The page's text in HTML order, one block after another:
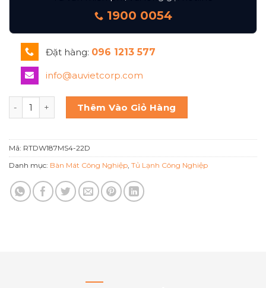
1900 0054
Đặt hàng: 096 1213 577
info@auvietcorp.com
Hoshizaki Bàn mát 4 hộc 1 cánh RTDW187MS4-22D số
Thêm Vào Giỏ Hàng
Mã: RTDW187MS4-22D
Danh mục: Bàn Mát Công Nghiệp Tủ Lạnh Công Nghiệp